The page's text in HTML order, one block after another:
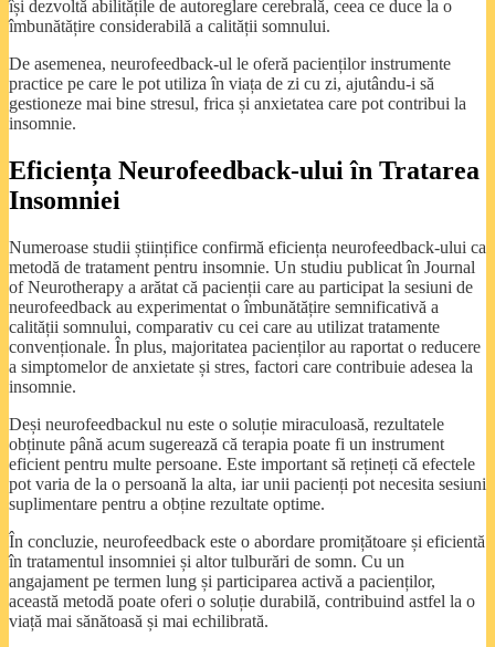
își dezvoltă abilitățile de autoreglare cerebrală, ceea ce duce la o
îmbunătățire considerabilă a calității somnului.
De asemenea, neurofeedback-ul le oferă pacienților instrumente
practice pe care le pot utiliza în viața de zi cu zi, ajutându-i să
gestioneze mai bine stresul, frica și anxietatea care pot contribui la
insomnie.
Eficiența Neurofeedback-ului în Tratarea
Insomniei
Numeroase studii științifice confirmă eficiența neurofeedback-ului ca
metodă de tratament pentru insomnie. Un studiu publicat în Journal
of Neurotherapy a arătat că pacienții care au participat la sesiuni de
neurofeedback au experimentat o îmbunătățire semnificativă a
calității somnului, comparativ cu cei care au utilizat tratamente
convenționale. În plus, majoritatea pacienților au raportat o reducere
a simptomelor de anxietate și stres, factori care contribuie adesea la
insomnie.
Deși neurofeedbackul nu este o soluție miraculoasă, rezultatele
obținute până acum sugerează că terapia poate fi un instrument
eficient pentru multe persoane. Este important să rețineți că efectele
pot varia de la o persoană la alta, iar unii pacienți pot necesita sesiuni
suplimentare pentru a obține rezultate optime.
În concluzie, neurofeedback este o abordare promițătoare și eficientă
în tratamentul insomniei și altor tulburări de somn. Cu un
angajament pe termen lung și participarea activă a pacienților,
această metodă poate oferi o soluție durabilă, contribuind astfel la o
viață mai sănătoasă și mai echilibrată.